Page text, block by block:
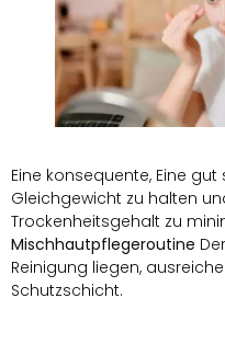
Eine konsequente, Eine
Gleichgewicht zu halten
Trockenheitsgehalt zu
Mischhautpflegeroutine
Reinigung liegen,
Schutzschicht.